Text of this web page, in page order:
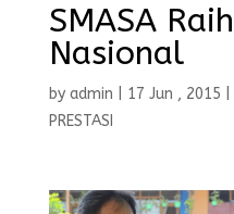
SMASA
Nasional
by admin 17 Jun , 2015
PRESTASI